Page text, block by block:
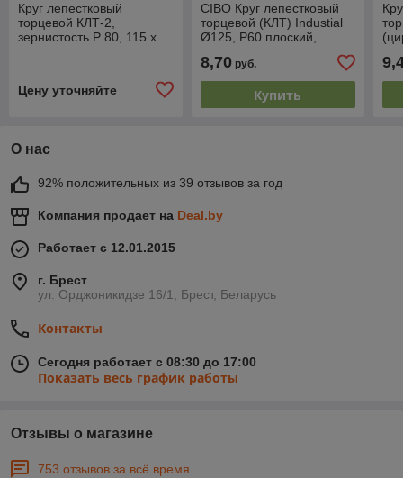
Круг лепестковый
торцевой КЛТ-2,
зернистость Р 80, 115 х
Цену уточняйте
CIBO Круг лепестковый
торцевой (КЛТ) Industial
Ø125, P60 плоский,
8,70руб.
Купить
О нас
92% положительных из 39 отзывов за год
Компания продает на Deal.by
Работает с 12.01.2015
г. Брест
ул. Орджоникидзе 16/1, Брест, Беларусь
Контакты
Сегодня работает с 08:30 до 17:00
Показать весь график работы
Отзывы о магазине
753 отзывов за всё время